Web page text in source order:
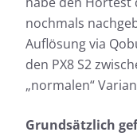
nochmals
Auflösung via
den PX8 S2
„normalen“
Grundsätzlich